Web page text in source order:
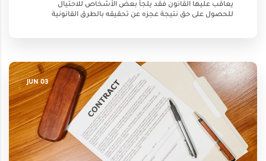
يعاقب عليها القانون فقد يلجأ بعض الأشخاص للاحتيال
للحصول على حق نتيجة عجزه عن تحقيقه بالطرق القانونية
03 JUN